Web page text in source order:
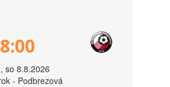
so 8.8.2026
- Podbrezová